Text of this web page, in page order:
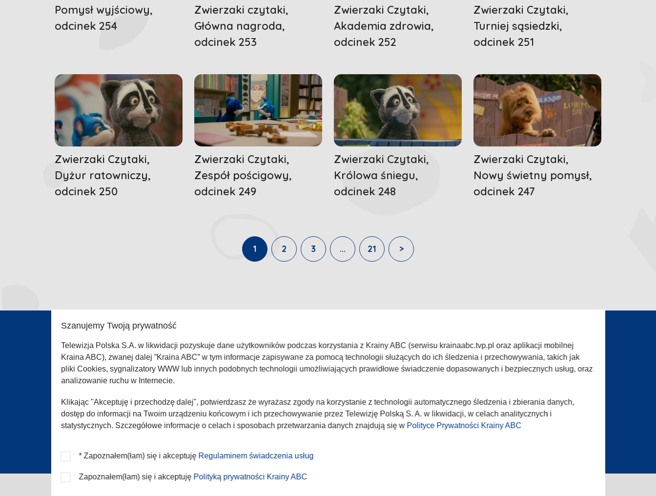
Szanujemy Twoją prywatność
Telewizja Polska S.A. w likwidacji pozyskuje dane użytkowników podczas korzystania z Krainy ABC (serwisu krainaabc.tvp.pl oraz aplikacji mobilnej
Kraina ABC), zwanej dalej ”Kraina ABC” w tym informacje zapisywane za pomocą technologii służących do ich śledzenia i przechowywania, takich jak
pliki Cookies, sygnalizatory WWW lub innych podobnych technologii umożliwiających prawidłowe świadczenie dopasowanych i bezpiecznych usług, oraz
analizowanie ruchu w Internecie.
Klikając "Akceptuję i przechodzę dalej", potwierdzasz że wyrażasz zgody na korzystanie z technologii automatycznego śledzenia i zbierania danych,
dostęp do informacji na Twoim urządzeniu końcowym i ich przechowywanie przez Telewizję Polską S. A. w likwidacji, w celach analitycznych i
statystycznych. Szczegółowe informacje o celach i sposobach przetwarzania danych znajdują się w Polityce Prywatności Krainy ABC
* Zapoznałem(łam) się i akceptuję Regulaminem świadczenia usług
Zapoznałem(łam) się i akceptuję Polityką prywatności Krainy ABC
Pomysł wyjściowy,
odcinek 254
Zwierzaki czytaki,
Główna nagroda,
odcinek 253
Zwierzaki Czytaki,
Akademia zdrowia,
odcinek 252
Zwierzaki Czytaki,
Turniej sąsiedzki,
odcinek 251
Zwierzaki Czytaki,
Dyżur ratowniczy,
odcinek 250
Zwierzaki Czytaki,
Zespół pościgowy,
odcinek 249
Zwierzaki Czytaki,
Królowa śniegu,
odcinek 248
Zwierzaki Czytaki,
Nowy świetny pomysł,
odcinek 247
1 2 3 ... 21 >
Polityka prywatności
Regulamin
Kontakt
Abonament TVP
Rada Programowa
Emisja w TVP
Sklep TVP
Zgłoś program (ROPAT)
Kariera w TVP
Telegazeta ogłoszenia
Serwis fotograficzny
Merchandising (znaki)